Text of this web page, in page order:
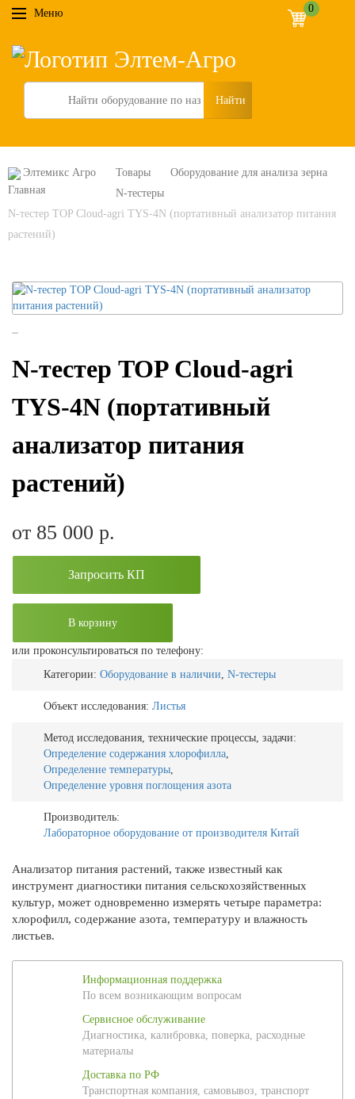
Меню 0
Search
Элтемикс Агро Товары
Оборудование для анализа зерна
N-тестеры
N-тестер TOP Cloud-agri TYS-4N (портативный анализатор питания
растений)
N-тестер TOP Cloud-agri
TYS-4N (портативный
анализатор питания
растений)
от 85 000 р.
Запросить КП
В корзину
или проконсультироваться по телефону:
Категории: Оборудование в наличии N-тестеры
Объект исследования: Листья
Метод исследования, технические процессы, задачи:
Определение содержания хлорофилла
Определение температуры
Определение уровня поглощения азота
Производитель:
Лабораторное оборудование от производителя Китай
Анализатор питания растений, также известный как
инструмент диагностики питания сельскохозяйственных
культур, может одновременно измерять четыре параметра:
хлорофилл, содержание азота, температуру и влажность
листьев.
Информационная поддержка
По всем возникающим вопросам
Сервисное обслуживание
Диагностика, калибровка, поверка, расходные
материалы
Доставка по РФ
Транспортная компания, самовывоз, транспорт